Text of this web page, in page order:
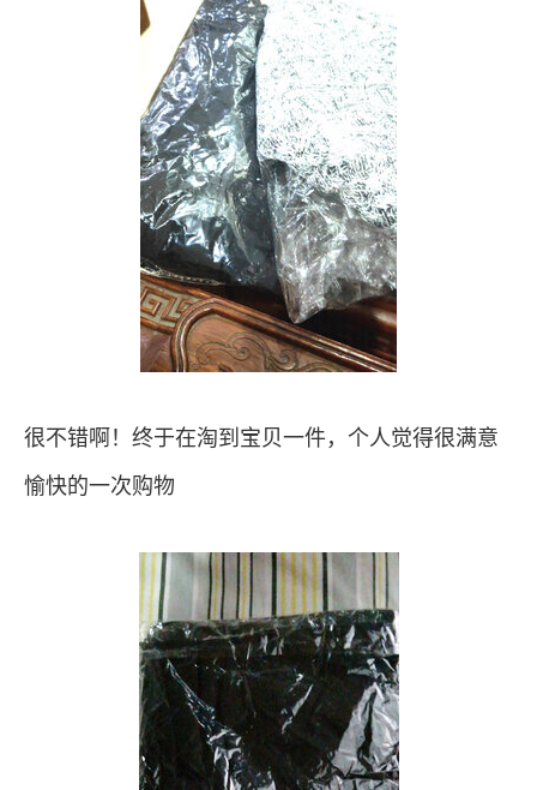
很不错啊！终于在淘到宝贝一件，个人觉得很满意
愉快的一次购物